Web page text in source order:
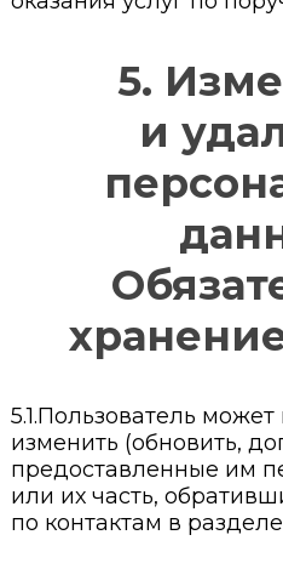
5.
и
5.1.Пользователь
изменить (обновить,
предоставленные им
или их часть,
по контактам в